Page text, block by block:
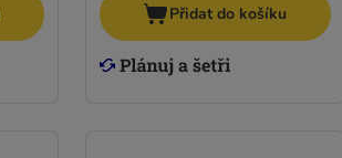
Přidat do košíku